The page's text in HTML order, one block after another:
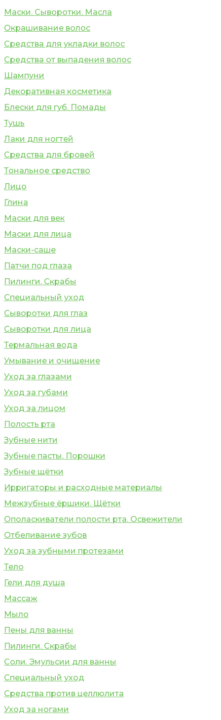
Маски. Сыворотки. Масла
Окрашивание волос
Средства для укладки волос
Средства от выпадения волос
Шампуни
Декоративная косметика
Блески для губ. Помады
Тушь
Лаки для ногтей
Средства для бровей
Тональное средство
Лицо
Глина
Маски для век
Маски для лица
Маски-саше
Патчи под глаза
Пилинги. Скрабы
Специальный уход
Сыворотки для глаз
Сыворотки для лица
Термальная вода
Умывание и очищение
Уход за глазами
Уход за губами
Уход за лицом
Полость рта
Зубные нити
Зубные пасты. Порошки
Зубные щётки
Ирригаторы и расходные материалы
Межзубные ёршики. Щётки
Ополаскиватели полости рта. Освежители
Отбеливание зубов
Уход за зубными протезами
Тело
Гели для душа
Массаж
Мыло
Пены для ванны
Пилинги. Скрабы
Соли. Эмульсии для ванны
Специальный уход
Средства против целлюлита
Уход за ногами